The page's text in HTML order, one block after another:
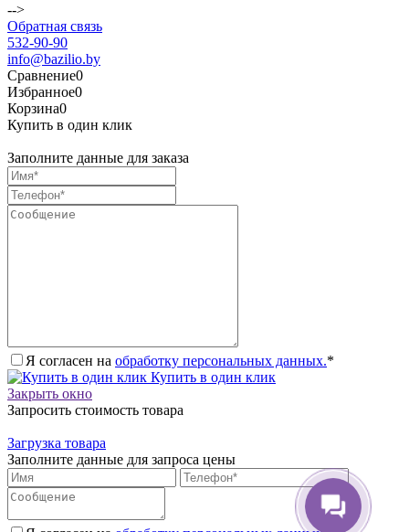
-->
Обратная связь
532-90-90
info@bazilio.by
Сравнение0
Избранное0
Корзина0
Купить в один клик
Заполните данные для заказа
Я согласен на обработку персональных данных.*
Купить в один клик
Закрыть окно
Запросить стоимость товара
Загрузка товара
Заполните данные для запроса цены